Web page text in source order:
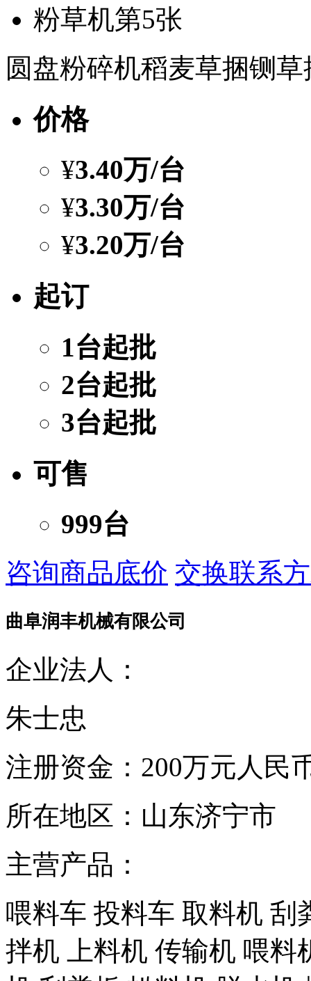
圆盘粉碎机稻麦草捆铡
价格
¥3.40万/台
¥3.30万/台
¥3.20万/台
起订
1台起批
2台起批
3台起批
可售
999台
咨询商品底价 交换联系
曲阜润丰机械有限公司
企业法人：
朱士忠
注册资金： 200万元人民
所在地区： 山东济宁市
主营产品：
喂料车 投料车 取料机 刮
拌机 上料机 传输机 喂料